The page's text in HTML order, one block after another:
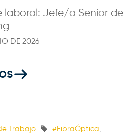
Trabajo #FibraÓptica,
laboral: Jefe/a Senior de
DE 2026